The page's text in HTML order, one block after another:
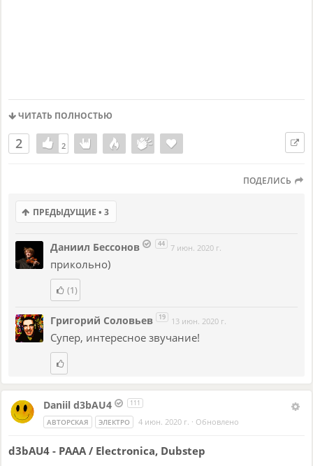
ЧИТАТЬ ПОЛНОСТЬЮ
2 2
2
ПОДЕЛИСЬ
ПРЕДЫДУЩИЕ • 3
Даниил Бессонов 44 7 июн. 2020 г.
прикольно)
(1)
Григорий Соловьев 19 13 июн. 2020 г.
Супер, интересное звучание!
Daniil d3bAU4 111
АВТОРСКАЯ ЭЛЕКТРО 4 июн. 2020 г. · Обновлено
d3bAU4 - PAAA / Electronica, Dubstep